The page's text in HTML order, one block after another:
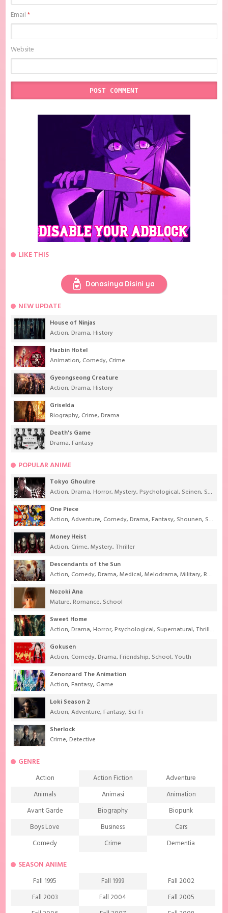
Email*
Website
LIKE THIS
Donasinya Disini ya
NEW UPDATE
House of Ninjas
Action,Drama,History
Hazbin Hotel
Animation, Comedy, Crime
Gyeongseong Creature
Action,Drama,History
Griselda
Biography, Crime,Drama
Death's Game
Drama,Fantasy
POPULAR ANIME
Tokyo Ghoul:re
Action,Drama,Horror,Mystery,Psychological, Seinen, Supernatural
One Piece
Action,Adventure, Comedy,Drama,Fantasy, Shounen, Super Power
Money Heist
Action, Crime,Mystery, Thriller
Descendants of the Sun
Action, Comedy,Drama,Medical,Melodrama,Military,Romance
Nozoki Ana
Mature,Romance, School
Sweet Home
Action,Drama,Horror,Psychological, Supernatural, Thriller
Gokusen
Action, Comedy,Drama,Friendship, School,Youth
Zenonzard The Animation
Action,Fantasy, Game
Loki Season 2
Action,Adventure,Fantasy, Sci-Fi
Sherlock
Crime,Detective
GENRE
Action Action Fiction
Adventure
Animals
Animasi
Animation
Avant Garde
Biography
Biopunk
Boys Love
Business
Cars
Comedy
Crime
Dementia
Demons
Drama
Ecchi
Extreme sports
Family
Fantasy
Food
Friendship
Game Gourmet
SEASON ANIME
Fall 1995 Fall 1999
Fall 2002
Fall 2003
Fall 2004
Fall 2005